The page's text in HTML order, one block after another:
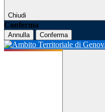
Chiudi
Conferma
Annulla Conferma